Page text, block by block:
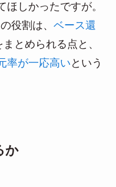
しかったですが。
役割は、 ベース還
とめられる点と、
率が一応高い という
か